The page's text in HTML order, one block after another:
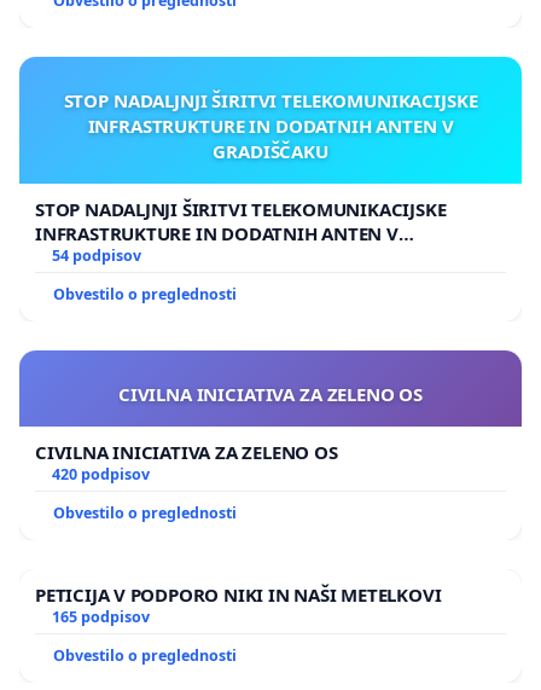
STOP NADALJNJI ŠIRITVI TELEKOMUNIKACIJSKE
INFRASTRUKTURE IN DODATNIH ANTEN V
GRADIŠČAKU
STOP NADALJNJI ŠIRITVI TELEKOMUNIKACIJSKE
INFRASTRUKTURE IN DODATNIH ANTEN V
GRADIŠČAKU
54 podpisov
Obvestilo o preglednosti
CIVILNA INICIATIVA ZA ZELENO OS
CIVILNA INICIATIVA ZA ZELENO OS
420 podpisov
Obvestilo o preglednosti
PETICIJA V PODPORO NIKI IN NAŠI METELKOVI
165 podpisov
Obvestilo o preglednosti